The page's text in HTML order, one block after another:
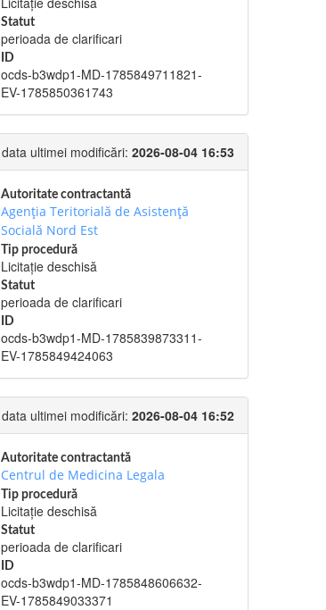
Statut
perioada de clarificari
ID
ocds-b3wdp1-MD-1785849711821-
EV-1785850361743
data ultimei modificări: 2026-08-04 16:53
Autoritate contractantă
Agenția Teritorială de Asistență
Socială Nord Est
Tip procedură
Licitație deschisă
Statut
perioada de clarificari
ID
ocds-b3wdp1-MD-1785839873311-
EV-1785849424063
data ultimei modificări: 2026-08-04 16:52
Autoritate contractantă
Centrul de Medicina Legala
Tip procedură
Licitație deschisă
Statut
perioada de clarificari
ID
ocds-b3wdp1-MD-1785848606632-
EV-1785849033371